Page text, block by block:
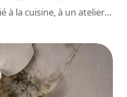
à la cuisine, à un atelier…